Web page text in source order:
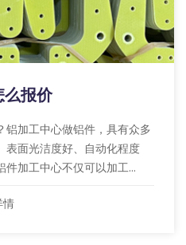
报价
加工中心做铝件，具有众多
表面光洁度好、自动化程度
加工中心不仅可以加工...
情